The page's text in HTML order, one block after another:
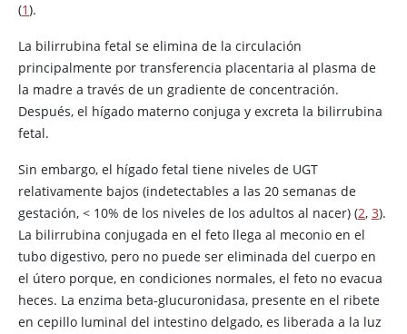
(1).
La bilirrubina fetal se elimina de la circulación
principalmente por transferencia placentaria al plasma de
la madre a través de un gradiente de concentración.
Después, el hígado materno conjuga y excreta la bilirrubina
fetal.
Sin embargo, el hígado fetal tiene niveles de UGT
relativamente bajos (indetectables a las 20 semanas de
gestación, < 10% de los niveles de los adultos al nacer) (2, 3).
La bilirrubina conjugada en el feto llega al meconio en el
tubo digestivo, pero no puede ser eliminada del cuerpo en
el útero porque, en condiciones normales, el feto no evacua
heces. La enzima beta-glucuronidasa, presente en el ribete
en cepillo luminal del intestino delgado, es liberada a la luz